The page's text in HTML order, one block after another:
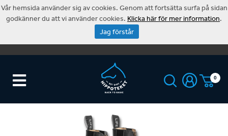
0
Vår hemsida använder sig av cookies. Genom att fortsätta surfa på sidan
godkänner du att vi använder cookies. Klicka här för mer information.
Jag förstår